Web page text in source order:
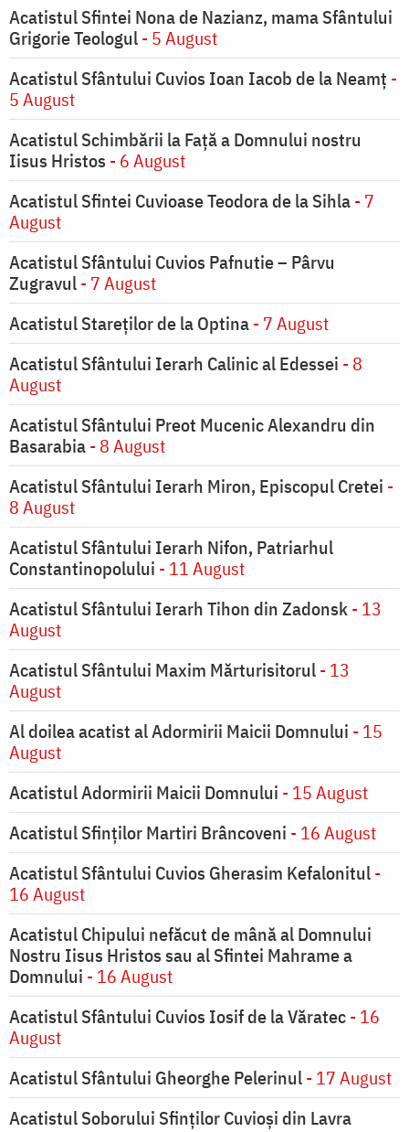
Acatistul Sfintei Nona de Nazianz, mama Sfântului
Grigorie Teologul- 5 August
Acatistul Sfântului Cuvios Ioan Iacob de la Neamț -
5 August
Acatistul Schimbării la Faţă a Domnului nostru
Iisus Hristos - 6 August
Acatistul Sfintei Cuvioase Teodora de la Sihla- 7
August
Acatistul Sfântului Cuvios Pafnutie – Pârvu
Zugravul- 7 August
Acatistul Stareţilor de la Optina- 7 August
Acatistul Sfântului Ierarh Calinic al Edessei - 8
August
Acatistul Sfântului Preot Mucenic Alexandru din
Basarabia- 8 August
Acatistul Sfântului Ierarh Miron, Episcopul Cretei -
8 August
Acatistul Sfântului Ierarh Nifon, Patriarhul
Constantinopolului - 11 August
Acatistul Sfântului Ierarh Tihon din Zadonsk- 13
August
Acatistul Sfântului Maxim Mărturisitorul- 13
August
Al doilea acatist al Adormirii Maicii Domnului - 15
August
Acatistul Adormirii Maicii Domnului - 15 August
Acatistul Sfinților Martiri Brâncoveni - 16 August
Acatistul Sfântului Cuvios Gherasim Kefalonitul-
16 August
Acatistul Chipului nefăcut de mână al Domnului
Nostru Iisus Hristos sau al Sfintei Mahrame a
Domnului - 16 August
Acatistul Sfântului Cuvios Iosif de la Văratec- 16
August
Acatistul Sfântului Gheorghe Pelerinul- 17 August
Acatistul Soborului Sfinților Cuvioși din Lavra